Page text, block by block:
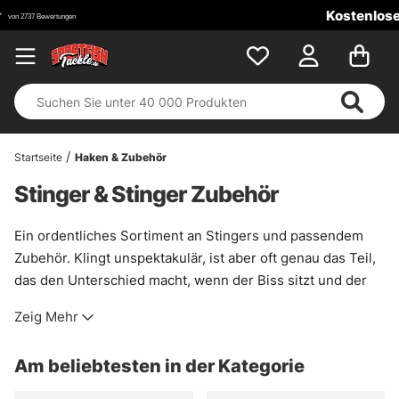
Kostenloser Versand ab 100 €!
Startseite Haken & Zubehör
Stinger & Stinger Zubehör
Ein ordentliches Sortiment an Stingers und passendem
Zubehör. Klingt unspektakulär, ist aber oft genau das Teil,
das den Unterschied macht, wenn der Biss sitzt und der
passende Material und saubere Verbindungen helfen
unnötig zu belasten.
Zeig Mehr
Am beliebtesten in der Kategorie